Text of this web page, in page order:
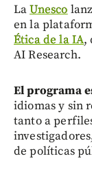
LaUnesco
en la
Ética de la IA,
AI Research.
El programa
idiomas y sin
tanto a
de políticas